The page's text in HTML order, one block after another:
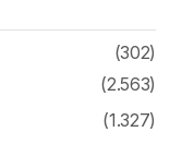
(302)
(2.563)
(1.327)